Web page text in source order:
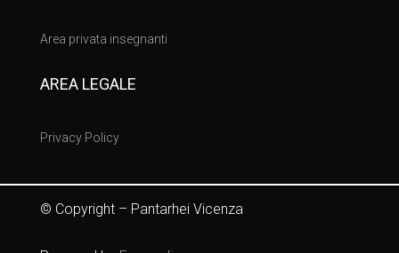
Area privata insegnanti
AREA LEGALE
Privacy Policy
© Copyright – Pantarhei Vicenza